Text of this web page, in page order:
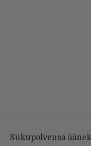
Sukupolvensa